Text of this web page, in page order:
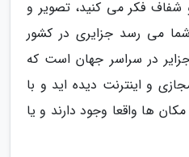
شفاف فکر می کنید، تصویر و
می رسد جزایری در کشور
در سراسر جهان است که
و اینترنت دیده اید و با
ها واقعا وجود دارند و یا